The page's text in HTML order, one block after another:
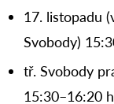
17. listopadu
Svobody)
tř. Svobody
15:30–16:20